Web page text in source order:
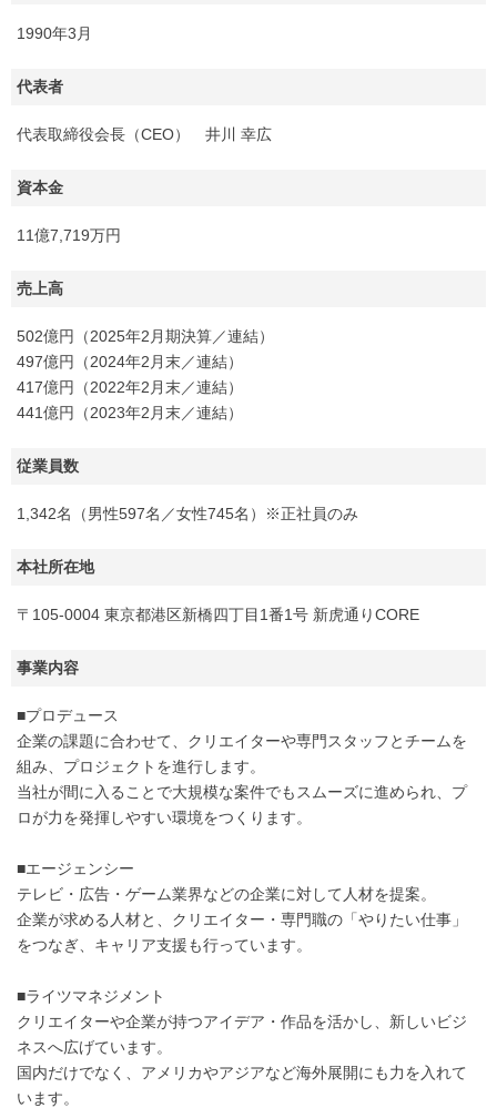
1990年3月
代表者
代表取締役会長（CEO） 井川 幸広
資本金
11億7,719万円
売上高
502億円（2025年2月期決算／連結）
497億円（2024年2月末／連結）
417億円（2022年2月末／連結）
441億円（2023年2月末／連結）
従業員数
1,342名（男性597名／女性745名）※正社員のみ
本社所在地
〒105-0004 東京都港区新橋四丁目1番1号 新虎通りCORE
事業内容
■プロデュース
企業の課題に合わせて、クリエイターや専門スタッフとチームを
組み、プロジェクトを進行します。
当社が間に入ることで大規模な案件でもスムーズに進められ、プ
ロが力を発揮しやすい環境をつくります。
■エージェンシー
テレビ・広告・ゲーム業界などの企業に対して人材を提案。
企業が求める人材と、クリエイター・専門職の「やりたい仕事」
をつなぎ、キャリア支援も行っています。
■ライツマネジメント
クリエイターや企業が持つアイデア・作品を活かし、新しいビジ
ネスへ広げています。
国内だけでなく、アメリカやアジアなど海外展開にも力を入れて
います。